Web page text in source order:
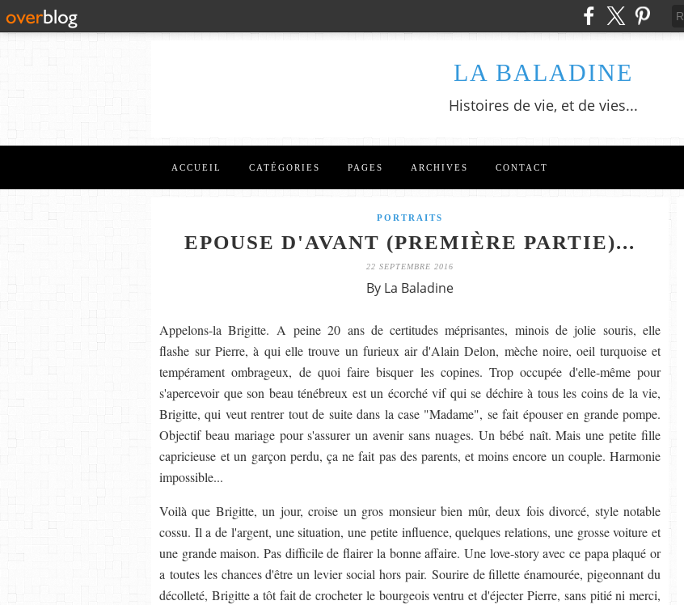
LA BALADINE
Histoires de vie, et de vies...
ACCUEIL CATÉGORIES PAGES ARCHIVES CONTACT
PORTRAITS
EPOUSE D'AVANT (PREMIÈRE PARTIE)...
22 SEPTEMBRE 2016
By La Baladine
Appelons-la Brigitte. A peine 20 ans de certitudes méprisantes, minois de jolie souris, elle
flashe sur Pierre, à qui elle trouve un furieux air d'Alain Delon, mèche noire, oeil turquoise et
tempérament ombrageux, de quoi faire bisquer les copines. Trop occupée d'elle-même pour
s'apercevoir que son beau ténébreux est un écorché vif qui se déchire à tous les coins de la vie,
Brigitte, qui veut rentrer tout de suite dans la case "Madame", se fait épouser en grande pompe.
Objectif beau mariage pour s'assurer un avenir sans nuages. Un bébé naît. Mais une petite fille
capricieuse et un garçon perdu, ça ne fait pas des parents, et moins encore un couple. Harmonie
impossible...
Voilà que Brigitte, un jour, croise un gros monsieur bien mûr, deux fois divorcé, style notable
cossu. Il a de l'argent, une situation, une petite influence, quelques relations, une grosse voiture et
une grande maison. Pas difficile de flairer la bonne affaire. Une love-story avec ce papa plaqué or
a toutes les chances d'être un levier social hors pair. Sourire de fillette énamourée, pigeonnant du
décolleté, Brigitte a tôt fait de crocheter le bourgeois ventru et d'éjecter Pierre, sans pitié ni merci,